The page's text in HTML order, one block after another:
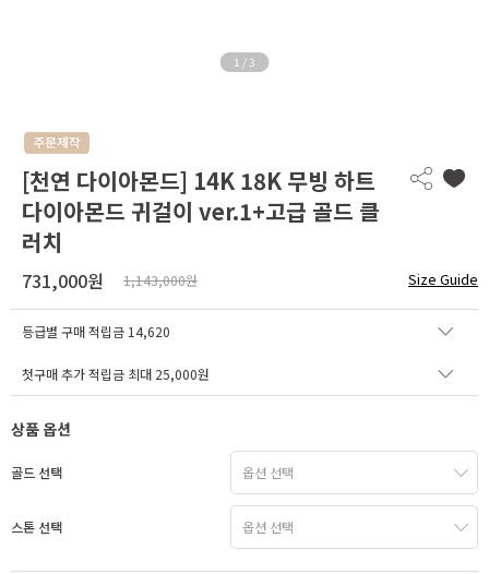
1 / 3
[천연 다이아몬드] 14K 18K 무빙 하트
다이아몬드 귀걸이 ver.1+고급 골드 클
러치
731,000원 1,143,000원 Size Guide
등급별 구매 적립금 14,620
첫구매 추가 적립금 최대 25,000원
상품 옵션
골드 선택
스톤 선택